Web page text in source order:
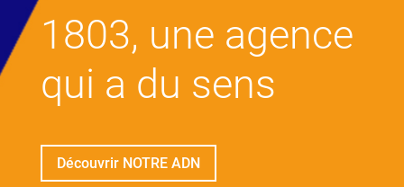
1803, une agence
qui a du sens
Découvrir NOTRE ADN